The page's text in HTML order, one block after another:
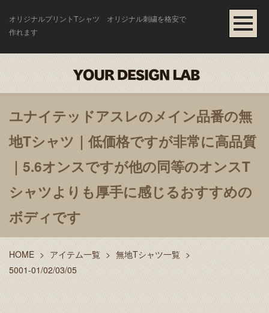
オリジナルプリントTシャツ オリジナル刺繍を格安で
作れます
ユナイテッドアスレのメイン品番の無
地Tシャツ｜低価格ですが非常に高品質
｜5.6オンスですが他の同等のオンスT
シャツよりも厚手に感じるおすすめの
ボディです
HOME > アイテム一覧 > 無地Tシャツ一覧 >
5001-01/02/03/05